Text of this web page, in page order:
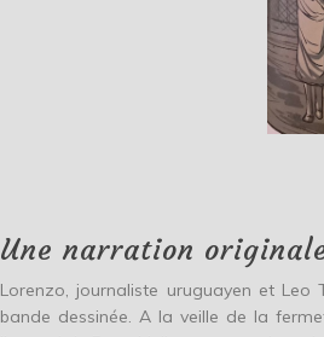
Une narration
Lorenzo, journaliste uruguayen et Leo
bande dessinée. A la veille de la